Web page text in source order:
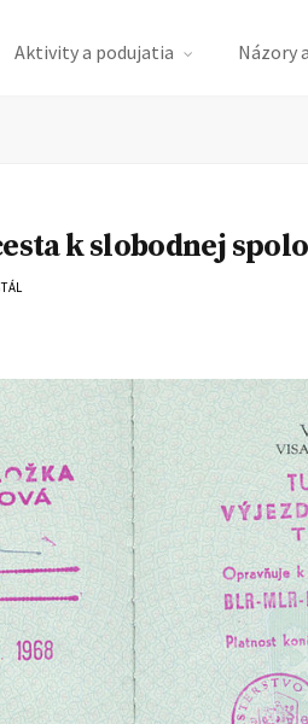
Aktivity a podujatia Názory
k slobodnej